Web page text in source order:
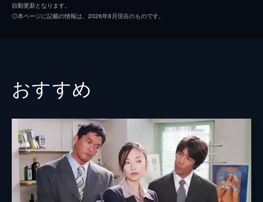
ティーに連れて行かれた鈴子（長谷川京
子）。そこで鈴子は、男連れの沙織（小林麻
（長谷川京子）をセレブ狙いのおばさんで、
春樹（小出恵介）とモーテルで過ごしたと騒
46分
Vol.4 「片思いのスープ」
春樹（小出恵介）は沙織（小林麻央）にプロ
ポーズするが返事はもらえず。一方、鈴子
（長谷川京子）は道造（橋爪功）からホーム
パーティーの料理を頼みたいと言われて…。
清水由紀
大門真紀
黒田凜
石井正則
自動更新となります。
◎本ページに記載の情報は、2026年8月現在のものです。
おすすめ